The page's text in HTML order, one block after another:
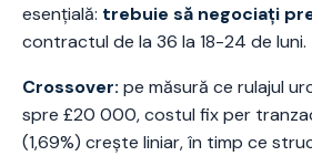
esențială: trebuie să negociați
contractul de la 36 la 18-24 de luni.
Crossover: pe măsură ce rulajul
spre £20 000, costul fix per
(1,69%) crește liniar, în timp ce